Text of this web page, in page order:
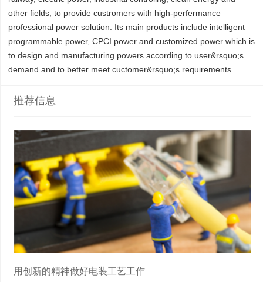
other fields, to provide custromers with high-perfermance
professional power solution. Its main products include intelligent
programmable power, CPCI power and customized power which is
to design and manufacturing powers according to user&rsquo;s
demand and to better meet cuctomer&rsquo;s requirements.
推荐信息
用创新的精神做好电装工艺工作